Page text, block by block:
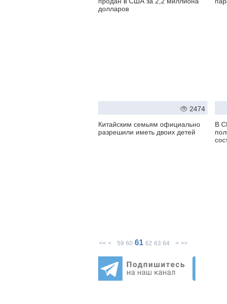
долларов
2474
Китайским семьям официально
разрешили иметь двоих детей
В
<< < 59 60 61 62 63 64 > >>